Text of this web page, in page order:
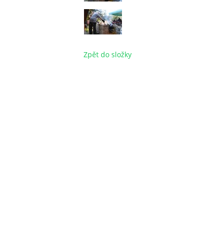
Zpět do složky